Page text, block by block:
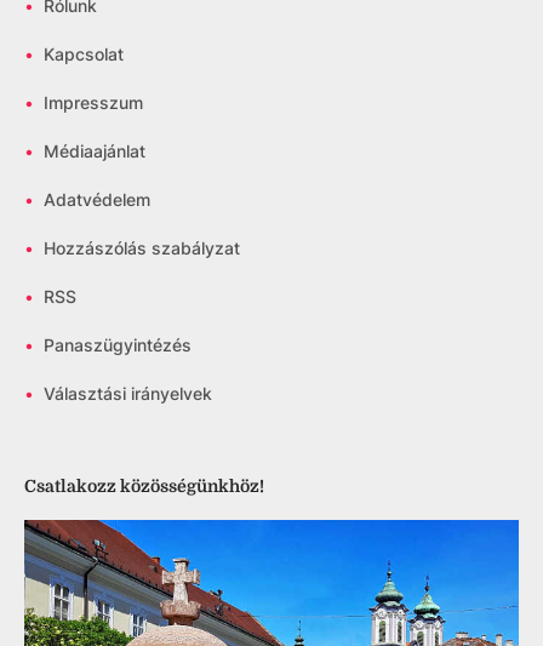
• Rólunk
• Kapcsolat
• Impresszum
• Médiaajánlat
• Adatvédelem
• Hozzászólás szabályzat
• RSS
• Panaszügyintézés
• Választási irányelvek
Csatlakozz közösségünkhöz!